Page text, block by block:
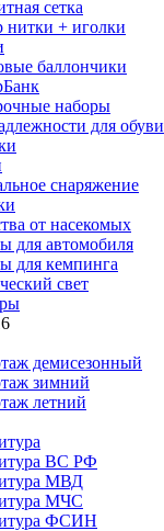
сетка
нитки + иголки
баллончики
наборы
для обуви
снаряжение
от насекомых
для автомобиля
для кемпинга
свет
демисезонный
зимний
летний
ВС РФ
МВД
МЧС
ФСИН